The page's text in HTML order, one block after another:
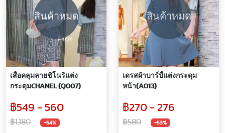
สินค้าหมด
เสื้อคลุมลายชิโนริแต่ง
กระดุมCHANEL (Q007)
฿549 - 560
฿1,180 -54%
สินค้าหมด
เดรสผ้าบาร์บี้แต่งกระดุม
หน้า(A013)
฿270 - 276
฿580 -53%